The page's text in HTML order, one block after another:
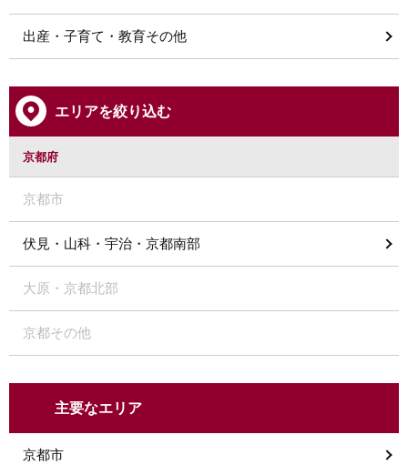
出産・子育て・教育その他
エリアを絞り込む
京都府
京都市
伏見・山科・宇治・京都南部
大原・京都北部
京都その他
主要なエリア
京都市